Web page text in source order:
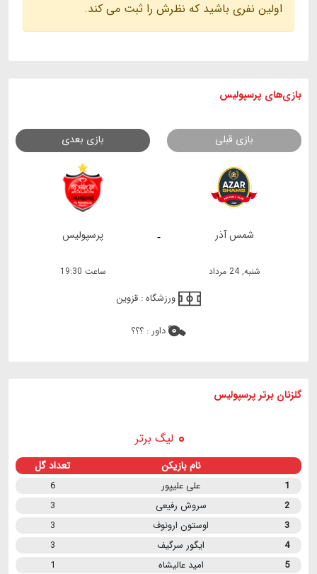
اولین نفری باشید که نظرش را ثبت می کند.
بازی های پرسپولیس
بازی قبلی بازی بعدی
- شمس آذر پرسپولیس
شنبه, 24 مرداد ساعت 19:30
ورزشگاه : قزوین
داور : ؟؟؟
گلزنان برتر پرسپولیس
لیگ برتر
نام بازیکن تعداد گل
1 علی علیپور
6
2
سروش رفیعی
3
3
اوستون ارونوف
3
4
ایگور سرگیف
3
5
امید عالیشاه
1